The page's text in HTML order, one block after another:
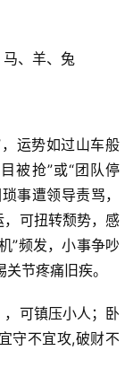
、羊、兔
运势如过山车般
被抢”或“团队停
事遭领导责骂，
可扭转颓势，感
”频发，小事争吵
节疼痛旧疾。
可镇压小人；卧
守不宜攻,破财不